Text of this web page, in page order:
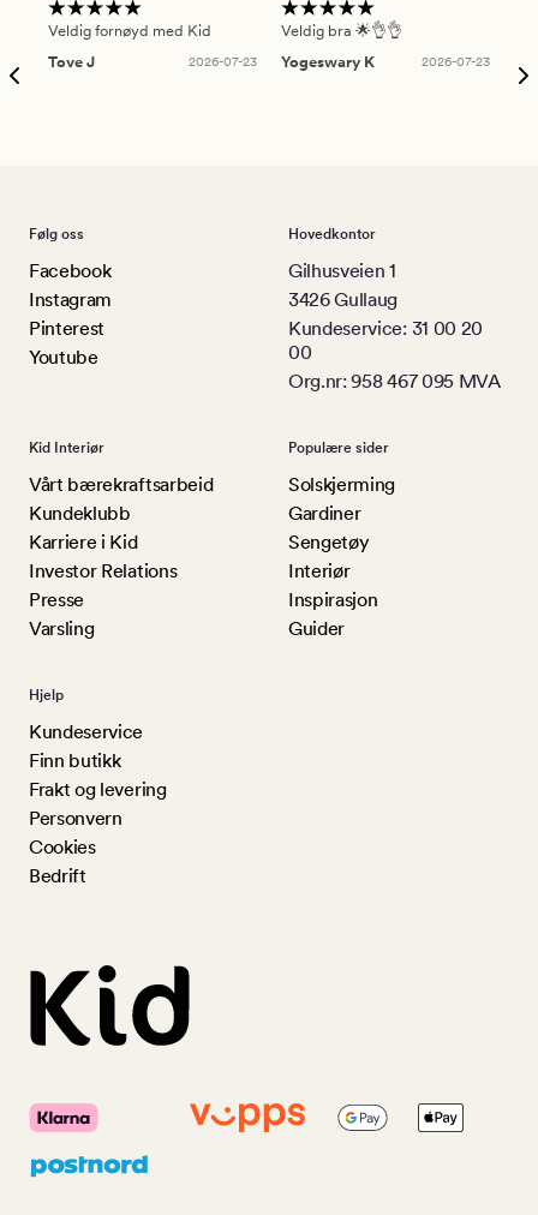
Veldig fornøyd med Kid
Tove J
2026-07-23
Veldig bra 🌟👌👌
Yogeswary K
2026-07-23
Følg oss
Facebook
Instagram
Pinterest
Youtube
Hovedkontor
Gilhusveien 1
3426 Gullaug
Kundeservice: 31 00 20
00
Org.nr: 958 467 095 MVA
Kid Interiør
Vårt bærekraftsarbeid
Kundeklubb
Karriere i Kid
Investor Relations
Presse
Varsling
Populære sider
Solskjerming
Gardiner
Sengetøy
Interiør
Inspirasjon
Guider
Hjelp
Kundeservice
Finn butikk
Frakt og levering
Personvern
Cookies
Bedrift